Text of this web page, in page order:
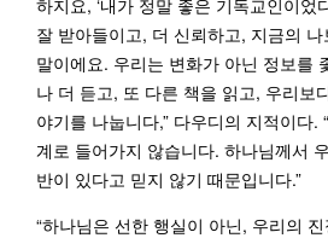
잘 받아들이고, 더 신뢰하고, 지금의 나
말이에요. 우리는 변화가 아닌 정보를
나 더 듣고, 또 다른 책을 읽고, 우리보
야기를 나눕니다,” 다우디의 지적이다.
계로 들어가지 않습니다. 하나님께서
반이 있다고 믿지 않기 때문입니다.”
“하나님은 선한 행실이 아닌, 우리의